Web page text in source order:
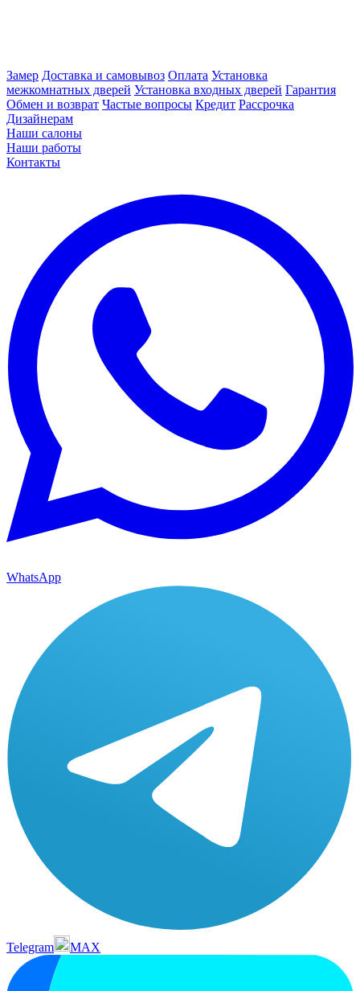
Замер Доставка и самовывоз Оплата Установка
межкомнатных дверей Установка входных дверей Гарантия
Обмен и возврат Частые вопросы Кредит Рассрочка
Дизайнерам
Наши салоны
Наши работы
Контакты
WhatsApp
Telegram MAX